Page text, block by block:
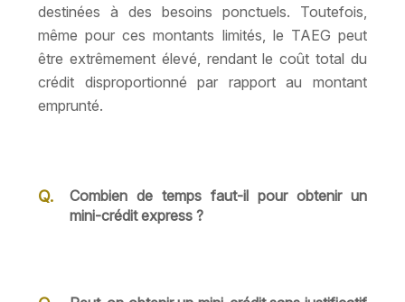
destinées à des besoins ponctuels. Toutefois,
même pour ces montants limités, le TAEG peut
être extrêmement élevé, rendant le coût total du
crédit disproportionné par rapport au montant
emprunté.
Combien de temps faut-il pour obtenir un
mini-crédit express ?